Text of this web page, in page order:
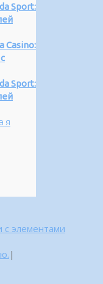
Sport:
Casino:
Sport:
я
с элементами
|